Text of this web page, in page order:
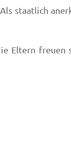
staatlich
Eltern